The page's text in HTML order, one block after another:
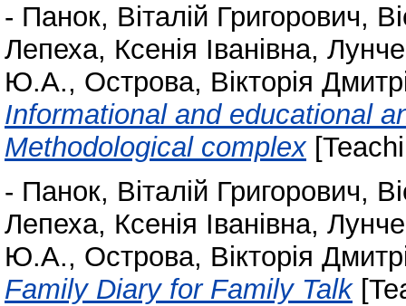
- Панок, Віталій Григорович,
Лепеха, Ксенія Іванівна,
Ю.А., Острова, Вікторія
Informational and educational
Methodological complex
- Панок, Віталій Григорович,
Лепеха, Ксенія Іванівна,
Ю.А., Острова, Вікторія
Family Diary for Family Talk